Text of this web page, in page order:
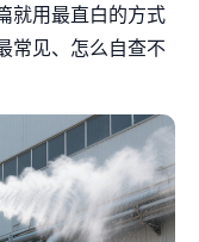
就用最直白的方式
常见、怎么自查不